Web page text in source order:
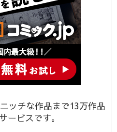
ッチな作品まで13万作品
ービスです。